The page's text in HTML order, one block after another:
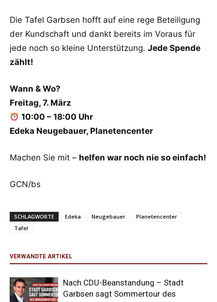
Die Tafel Garbsen hofft auf eine rege Beteiligung
der Kundschaft und dankt bereits im Voraus für
jede noch so kleine Unterstützung. Jede Spende
zählt!
Wann & Wo?
Freitag, 7. März
10:00 – 18:00 Uhr
Edeka Neugebauer, Planetencenter
Machen Sie mit – helfen war noch nie so einfach!
GCN/bs
SCHLAGWORTE Edeka Neugebauer
Planetencenter
Tafel
VERWANDTE ARTIKEL
Nach CDU-Beanstandung – Stadt
Garbsen sagt Sommertour des